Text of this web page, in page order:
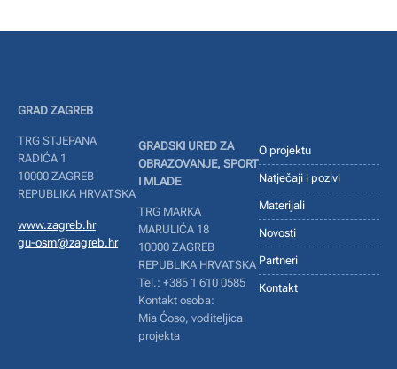
GRAD ZAGREB
TRG STJEPANA
RADIĆA 1
10000 ZAGREB
REPUBLIKA HRVATSKA
www.zagreb.hr
gu-osm@zagreb.hr
GRADSKI URED ZA
OBRAZOVANJE, SPORT
I MLADE
TRG MARKA
MARULIĆA 18
10000 ZAGREB
REPUBLIKA HRVATSKA
Tel.: +385 1 610 0585
Kontakt osoba:
Mia Ćoso, voditeljica
projekta
O projektu
Natječaji i pozivi
Materijali
Novosti
Partneri
Kontakt